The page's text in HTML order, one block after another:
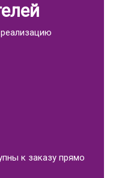
к заказу прямо